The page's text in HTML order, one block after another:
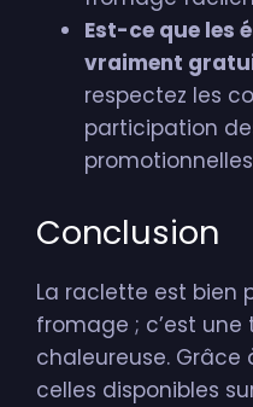
Est-ce que les
vraiment
respectez les
participation
Conclusion
La raclette est bien
fromage ; c’est
chaleureuse.
celles disponibles